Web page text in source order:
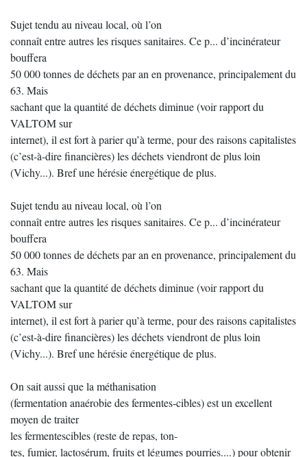
Sujet tendu au niveau local, où l’on
connaît entre autres les risques sanitaires. Ce p... d’incinérateur
bouffera
50 000 tonnes de déchets par an en provenance, principalement du
63. Mais
sachant que la quantité de déchets diminue (voir rapport du
VALTOM sur
internet), il est fort à parier qu’à terme, pour des raisons capitalistes
(c’est-à-dire financières) les déchets viendront de plus loin
(Vichy...). Bref une hérésie énergétique de plus.
Sujet tendu au niveau local, où l’on
connaît entre autres les risques sanitaires. Ce p... d’incinérateur
bouffera
50 000 tonnes de déchets par an en provenance, principalement du
63. Mais
sachant que la quantité de déchets diminue (voir rapport du
VALTOM sur
internet), il est fort à parier qu’à terme, pour des raisons capitalistes
(c’est-à-dire financières) les déchets viendront de plus loin
(Vichy...). Bref une hérésie énergétique de plus.
On sait aussi que la méthanisation
(fermentation anaérobie des fermentes-cibles) est un excellent
moyen de traiter
les fermentescibles (reste de repas, ton-
tes, fumier, lactosérum, fruits et légumes pourries....) pour obtenir